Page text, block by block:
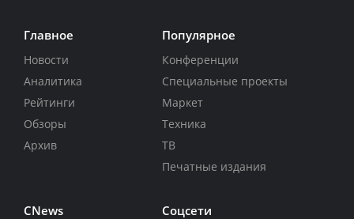
Главное
Новости
Аналитика
Рейтинги
Обзоры
Архив
Популярное
Конференции
Специальные проекты
Маркет
Техника
ТВ
Печатные издания
CNews Соцсети